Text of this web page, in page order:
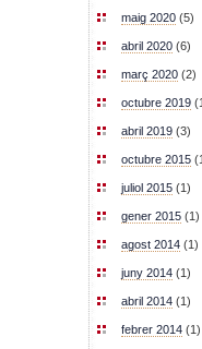
maig 2020 (5)
abril 2020 (6)
març 2020 (2)
octubre 2019
abril 2019 (3)
octubre 2015
juliol 2015 (1)
gener 2015 (1)
agost 2014 (1)
juny 2014 (1)
abril 2014 (1)
febrer 2014 (1)